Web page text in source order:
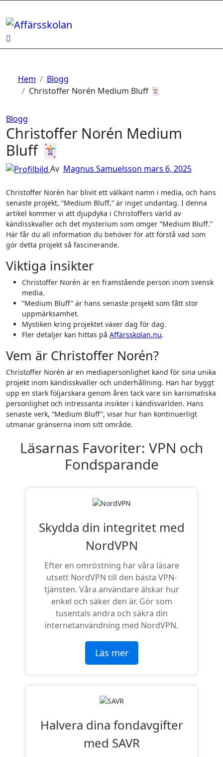
till
innehåll
Hem
Blogg
Christoffer Norén Medium Bluff 🃏
Blogg
Christoffer Norén Medium
Bluff 🃏
Av Magnus Samuelsson mars 6, 2025
Christoffer Norén har blivit ett välkänt namn i media, och hans
senaste projekt, ”Medium Bluff,” är inget undantag. I denna
artikel kommer vi att djupdyka i Christoffers värld av
kändisskvaller och det mysterium som omger ”Medium Bluff.”
Här får du all information du behöver för att förstå vad som
gör detta projekt så fascinerande.
Viktiga insikter
Christoffer Norén är en framstående person inom svensk
media.
”Medium Bluff” är hans senaste projekt som fått stor
uppmärksamhet.
Mystiken kring projektet växer dag för dag.
Fler detaljer kan hittas på Affärsskolan.nu.
Vem är Christoffer Norén?
Christoffer Norén är en mediapersonlighet känd för sina unika
projekt inom kändisskvaller och underhållning. Han har byggt
upp en stark följarskara genom åren tack vare sin karismatiska
personlighet och intressanta insikter i kändisvärlden. Hans
senaste verk, ”Medium Bluff”, visar hur han kontinuerligt
utmanar gränserna inom sitt område.
Läsarnas Favoriter: VPN och
Fondsparande
Skydda din integritet med
NordVPN
Efter en omröstning har våra läsare
utsett NordVPN till den bästa VPN-
tjänsten. Våra användare älskar hur
enkel och säker den är. Gör som
tusentals andra och säkra din
internetanvändning med NordVPN.
Läs mer
Halvera dina fondavgifter
med SAVR